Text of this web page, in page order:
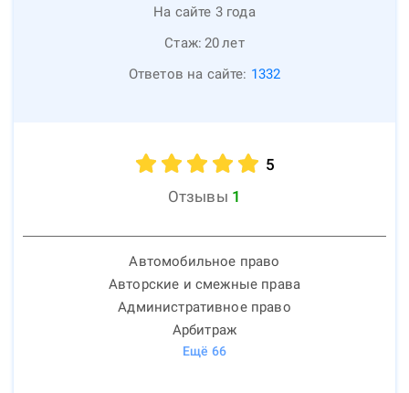
На сайте 3 года
Стаж: 20лет
Ответов на сайте: 1332
5
Отзывы 1
Автомобильное право
Авторские и смежные права
Административное право
Арбитраж
Ещё 66